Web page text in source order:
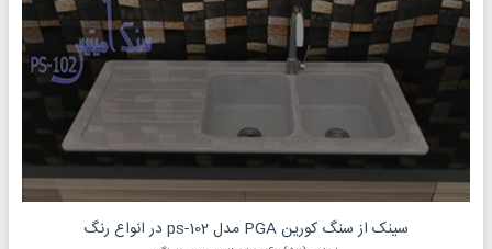
درخواست قیمت محصول سینک از سنگ کورین PGA مدل ps-102 در انواع رنگ